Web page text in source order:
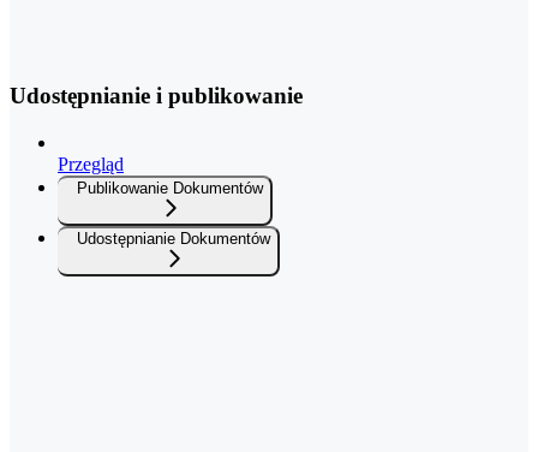
Udostępnianie i publikowanie
Przegląd
Publikowanie Dokumentów
Udostępnianie Dokumentów